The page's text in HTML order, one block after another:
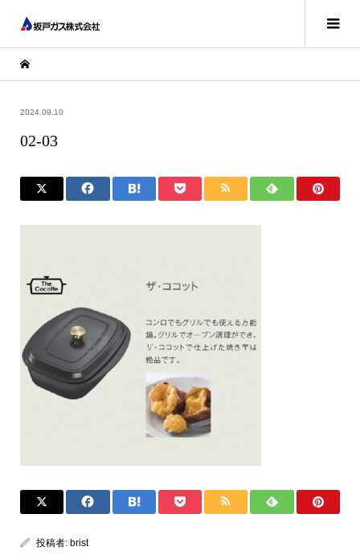
2024.09.10
02-03
投稿者: brist